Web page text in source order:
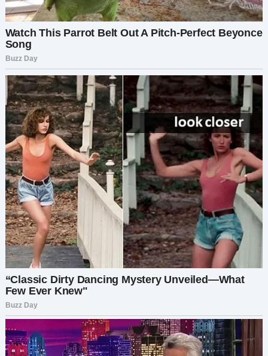
Он обвинил меня в мести.
«Это не месть, — сказала я. — Это то, что
происходит, когда предаёшь женщину, которая
построила твой мир».
Я развернулась, и в тот момент вошла Лиза —
моя менеджер по производству. Она помахала,
я подошла и взяла её под руку.
«Это он?» — спросила она.
«Давняя история, — ответила я. — Пошли. Нам
ещё будущее строить».
Артём отобрал мой бизнес, но так и не понял —
настоящая ценность была не в компании. Она
была во мне. И этого он уже не смог бы отнять.